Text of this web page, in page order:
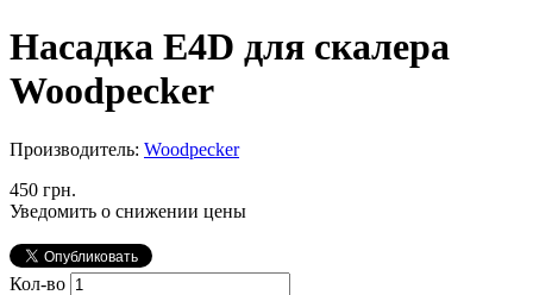
Насадка E4D для скалера
Woodpecker
Производитель: Woodpecker
450 грн.
Уведомить о снижении цены
Кол-во